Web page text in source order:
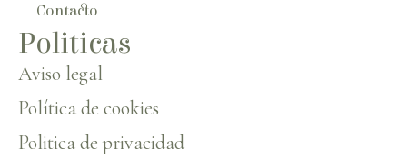
Contacto
Politicas
Aviso legal
Política de cookies
Politica de privacidad